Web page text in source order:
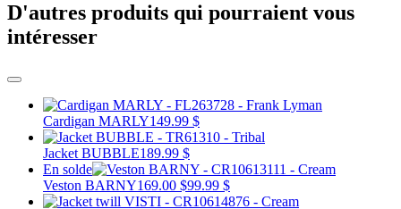
D'autres produits qui pourraient vous
intéresser
Cardigan MARLY149.99 $
Jacket BUBBLE189.99 $
En solde
Veston BARNY169.00 $99.99 $